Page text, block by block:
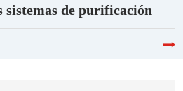
de purificación